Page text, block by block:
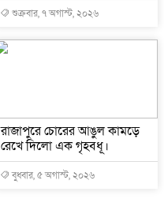
শুক্রবার, ৭ অগাস্ট, ২০২৬
রাজাপুরে চোরের আঙুল কামড়ে
রেখে দিলো এক গৃহবধূ।
বুধবার, ৫ অগাস্ট, ২০২৬